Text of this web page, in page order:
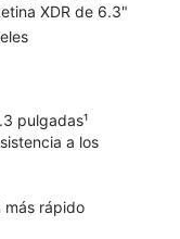
XDR de 6.3"
pulgadas¹
a los
más rápido